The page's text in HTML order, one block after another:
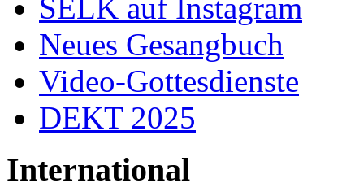
SELK auf Instagram
Neues Gesangbuch
Video-Gottesdienste
DEKT 2025
International